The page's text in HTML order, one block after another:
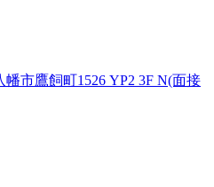
市鷹飼町1526 YP2 3F N(面接